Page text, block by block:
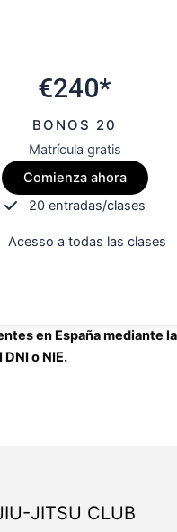
€240*
BONOS 20
Matrícula gratis
Comienza ahora
20 entradas/clases
Acesso a todas las clases
en España mediante la
o NIE.
JITSU CLUB